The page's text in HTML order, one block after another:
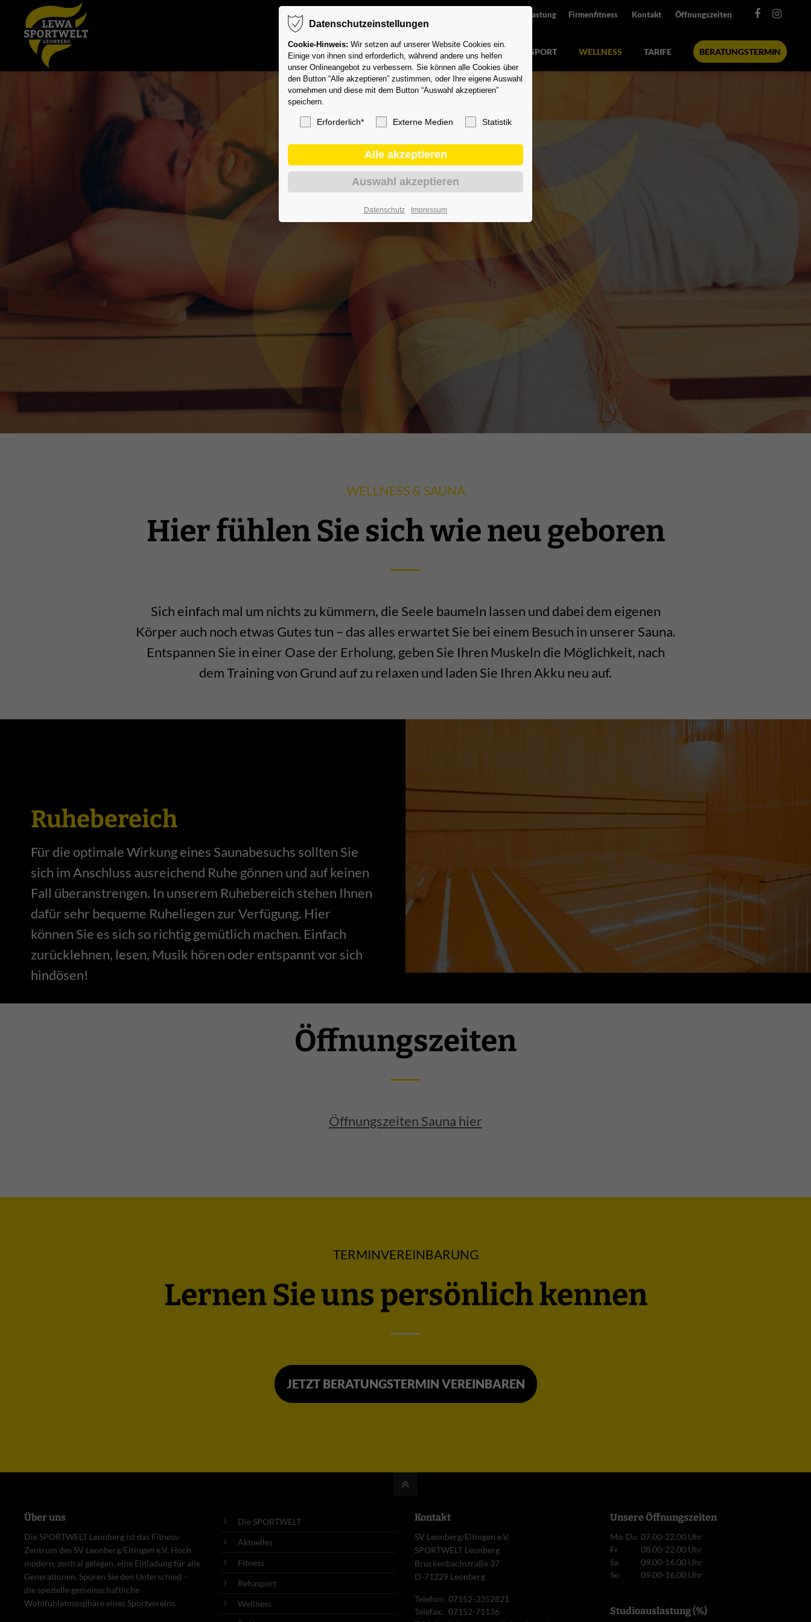
Firmenfitness Kontakt Öffnungszeiten
Studioauslastung
DIE SPORTWELT AKTUELLES FITNESS REHASPORT WELLNESS TARIFE BERATUNGSTERMIN
WELLNESS & SAUNA
Hier fühlen Sie sich wie neu geboren
Sich einfach mal um nichts zu kümmern, die Seele baumeln lassen und dabei dem eigenen
Körper auch noch etwas Gutes tun – das alles erwartet Sie bei einem Besuch in unserer Sauna.
Entspannen Sie in einer Oase der Erholung, geben Sie Ihren Muskeln die Möglichkeit, nach
dem Training von Grund auf zu relaxen und laden Sie Ihren Akku neu auf.
Ruhebereich
Für die optimale Wirkung eines Saunabesuchs sollten Sie
sich im Anschluss ausreichend Ruhe gönnen und auf keinen
Fall überanstrengen. In unserem Ruhebereich stehen Ihnen
dafür sehr bequeme Ruheliegen zur Verfügung. Hier
können Sie es sich so richtig gemütlich machen. Einfach
zurücklehnen, lesen, Musik hören oder entspannt vor sich
hindösen!
Öffnungszeiten
Öffnungszeiten Sauna hier
TERMINVEREINBARUNG
Lernen Sie uns persönlich kennen
JETZT BERATUNGSTERMIN VEREINBAREN
Über uns
Die SPORTWELT Leonberg ist das Fitness-
Zentrum des SV Leonberg/Eltingen e.V. Hoch
modern, zentral gelegen, eine Einladung für alle
Generationen. Spüren Sie den Unterschied –
die spezielle gemeinschaftliche
Wohlfühlatmosphäre eines Sportvereins.
Die SPORTWELT
Aktuelles
Fitness
Rehasport
Wellness
Kontakt
SV Leonberg/Eltingen e.V.
SPORTWELT Leonberg
Bruckenbachstraße 37
D-71229 Leonberg
Telefon: 07152-3352821
Telefax: 07152-71136
Unsere Öffnungszeiten
Mo-Do 07.00-22.00 Uhr
Fr
08.00-22.00 Uhr
Sa
09.00-16.00 Uhr
So
09.00-16.00 Uhr
Studioauslastung (%)
Datenschutzeinstellungen
Cookie-Hinweis: Wir setzen auf unserer Website Cookies ein.
Einige von ihnen sind erforderlich, während andere uns helfen
unser Onlineangebot zu verbessern. Sie können alle Cookies über
den Button “Alle akzeptieren” zustimmen, oder Ihre eigene Auswahl
vornehmen und diese mit dem Button “Auswahl akzeptieren”
speichern.
Erforderlich* Externe Medien Statistik
Datenschutz Impressum